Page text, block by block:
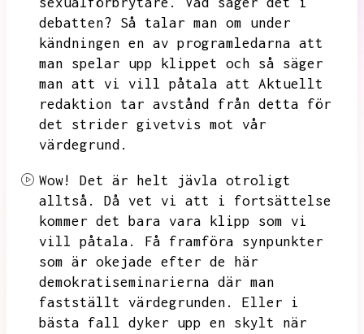
debatten?
Så talar man om under
kändningen en av programledarna att
man spelar upp klippet och så säger
man att vi vill påtala att Aktuellt
redaktion tar avstånd från detta för
det strider givetvis mot vår
värdegrund.
Wow!
Det är helt jävla otroligt
alltså.
Då vet vi att i fortsättelse
kommer det bara vara klipp som vi
vill påtala.
Få framföra synpunkter
som är okejade efter de här
demokratiseminarierna där man
fastställt värdegrunden.
Eller i
bästa fall dyker upp en skylt när